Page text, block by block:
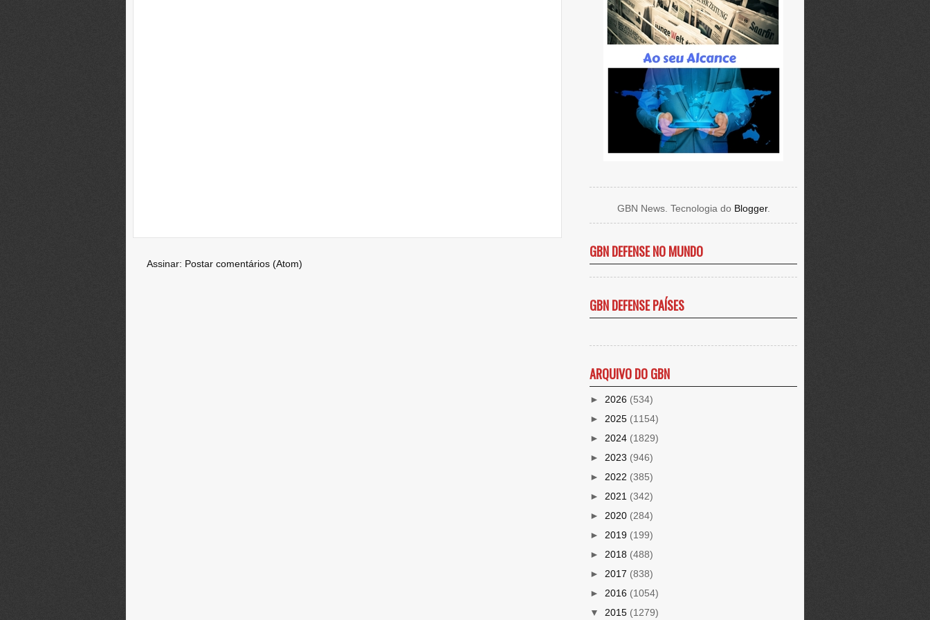
Assinar: Postar comentários (Atom)
GBN News. Tecnologia do Blogger.
GBN DEFENSE NO MUNDO
GBN DEFENSE PAÍSES
ARQUIVO DO GBN
► 2026 (534)
► 2025 (1154)
► 2024 (1829)
► 2023 (946)
► 2022 (385)
► 2021 (342)
► 2020 (284)
► 2019 (199)
► 2018 (488)
► 2017 (838)
► 2016 (1054)
▼ 2015 (1279)